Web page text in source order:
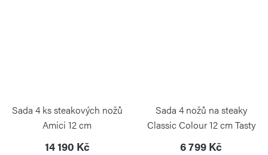
Sada 4 ks steakových nožů
Amici 12 cm
14 190 Kč
Sada 4 nožů na steaky
Classic Colour 12 cm Tasty
Sumac
6 799 Kč